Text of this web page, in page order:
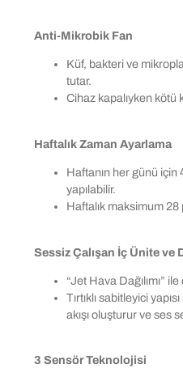
Anti-Mikrobik Fan
Küf, bakteri ve
tutar.
Cihaz kapalıyken kötü
Haftalık Zaman Ayarlama
Haftanın her günü için
yapılabilir.
Haftalık maksimum
Sessiz Çalışan İç Ünite ve
“Jet Hava Dağılımı”
Tırtıklı sabitleyici
akışı oluşturur ve ses
3 Sensör Teknolojisi